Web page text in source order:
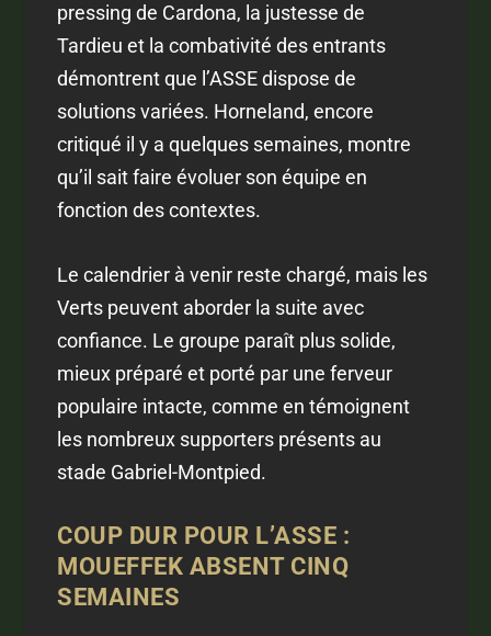
pressing de Cardona, la justesse de
Tardieu et la combativité des entrants
démontrent que l’ASSE dispose de
solutions variées. Horneland, encore
critiqué il y a quelques semaines, montre
qu’il sait faire évoluer son équipe en
fonction des contextes.
Le calendrier à venir reste chargé, mais les
Verts peuvent aborder la suite avec
confiance. Le groupe paraît plus solide,
mieux préparé et porté par une ferveur
populaire intacte, comme en témoignent
les nombreux supporters présents au
stade Gabriel-Montpied.
COUP DUR POUR L’ASSE :
MOUEFFEK ABSENT CINQ
SEMAINES